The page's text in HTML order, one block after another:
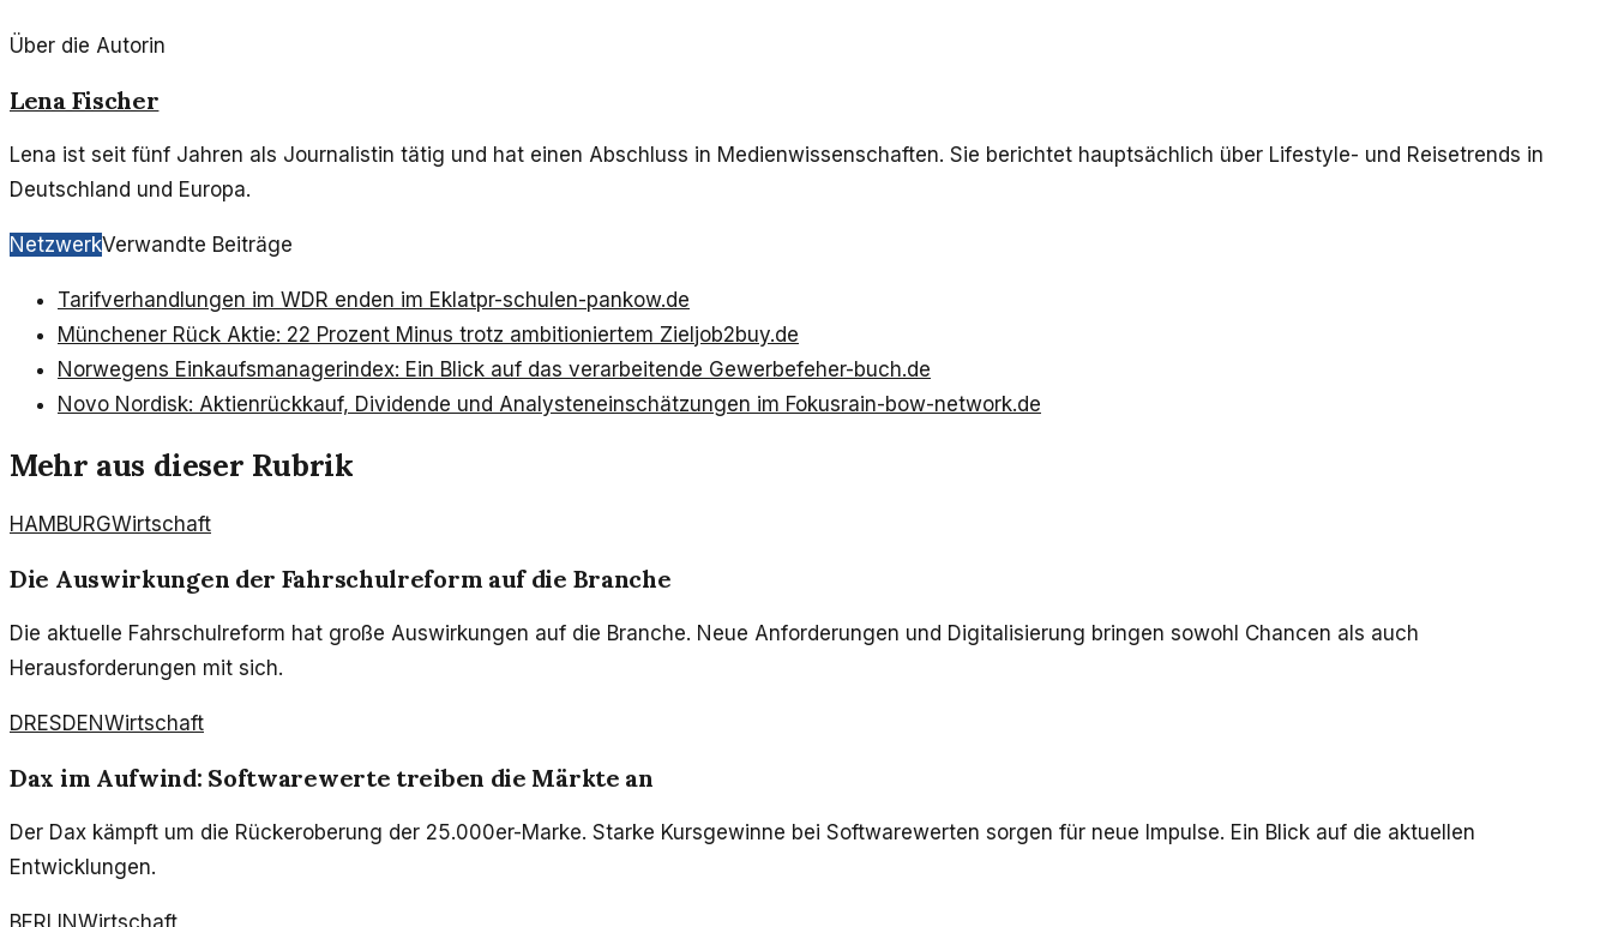
Über die Autorin
Lena Fischer
Lena ist seit fünf Jahren als Journalistin tätig und hat einen Abschluss in Medienwissenschaften. Sie berichtet hauptsächlich über Lifestyle- und Reisetrends in
Deutschland und Europa.
NetzwerkVerwandte Beiträge
Tarifverhandlungen im WDR enden im Eklatpr-schulen-pankow.de
Münchener Rück Aktie: 22 Prozent Minus trotz ambitioniertem Ziel job2buy.de
Norwegens Einkaufsmanagerindex: Ein Blick auf das verarbeitende Gewerbefeher-buch.de
Novo Nordisk: Aktienrückkauf, Dividende und Analysteneinschätzungen im Fokusrain-bow-network.de
Mehr aus dieser Rubrik
HAMBURGWirtschaft
Die Auswirkungen der Fahrschulreform auf die Branche
Die aktuelle Fahrschulreform hat große Auswirkungen auf die Branche. Neue Anforderungen und Digitalisierung bringen sowohl Chancen als auch
Herausforderungen mit sich.
DRESDENWirtschaft
Dax im Aufwind: Softwarewerte treiben die Märkte an
Der Dax kämpft um die Rückeroberung der 25.000er-Marke. Starke Kursgewinne bei Softwarewerten sorgen für neue Impulse. Ein Blick auf die aktuellen
Entwicklungen.
BERLINWirtschaft